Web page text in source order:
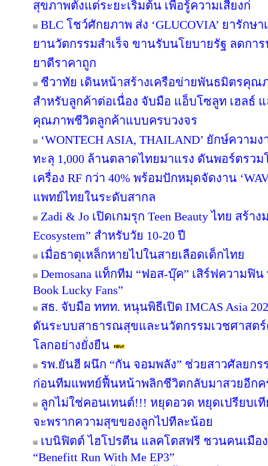
สุขภาพตั้งแต่ระยะเริ่มต้น เพื่อรู้ความเสี่ยงก่
BLC โชว์ศักยภาพ ส่ง ‘GLUCOVIA’ ยารัก
ยานวัตกรรมสำเร็จ ขานรับนโยบายรัฐ ลดกา
ยาดีราคาถูก
ชีวาทัย เดินหน้าสร้างเครือข่ายพันธมิตรคุ
สำหรับลูกค้าต่อเนื่อง จับมือ แอ็บโซลูท เฮลธ์
คุณภาพชีวิตลูกค้าแบบครบวงจร
‘WONTECH ASIA, THAILAND’ ยักษ์ควา
ทะลุ 1,000 ล้านตลาดไทยมาแรง ดันพอร์ตรว
เครื่อง RF กว่า 40% พร้อมปักหมุดจัดงาน
แพทย์ไทยในระดับสากล
Zadi & Jo เปิดเกมรุก Teen Beauty ไทย สร้า
Ecosystem” สำหรับวัย 10-20 ปี
เมื่อธาตุเหล็กหายไปในสายเลือดเด็กไทย
Demosana แท็กทีม “ฟอส-บุ๊ค” เสิร์ฟความฟิ
Book Lucky Fans”
สธ. จับมือ ททท. หนุนพิธีเปิด IMCAS Asia
ดันระบบสาธารณสุขและนวัตกรรมเวชศาสตร์
โลกอย่างยั่งยืน
รพ.ยันฮี ผนึก “กัน จอมพลัง” ช่วยสาวศัลยก
ก่อนทีมแพทย์ฟื้นหน้าพลิกชีวิตกลับมาสวยอีกค
ลูกไม่ใช่คอนเทนต์!!! หยุดอวด หยุดเปรียบเ
จะพรากความสุขของลูกไปทีละน้อย
เบนิฟิตต์ ไฮโปรตีน แลคโตสฟรี ชวนคนเมือ
“Benefitt Run With Me EP3”